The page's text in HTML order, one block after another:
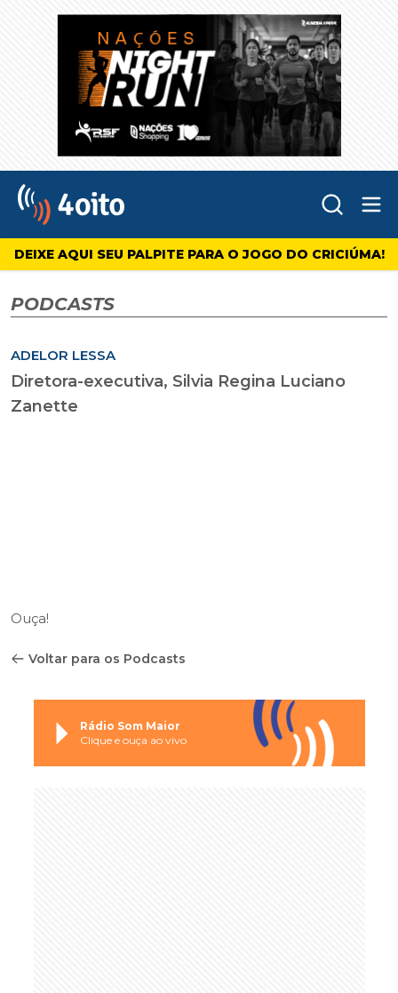
4oito
DEIXE AQUI SEU PALPITE PARA O JOGO DO CRICIÚMA!
PODCASTS
ADELOR LESSA
Diretora-executiva, Silvia Regina Luciano
Zanette
Ouça!
Voltar para os Podcasts
Rádio Som Maior
Clique e ouça ao vivo